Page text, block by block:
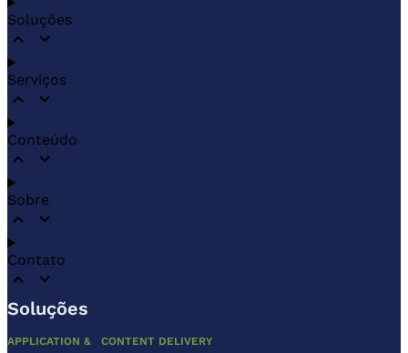
Soluções
Serviços
Conteúdo
Sobre
Contato
Soluções
APPLICATION & CONTENT DELIVERY